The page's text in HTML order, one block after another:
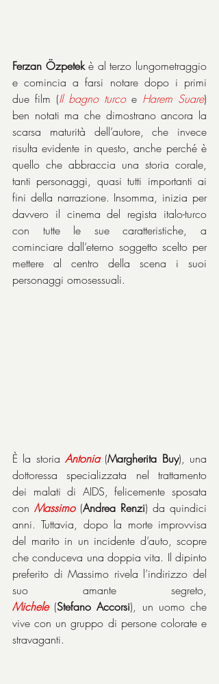
Ferzan Özpetek è al terzo lungometraggio
e comincia a farsi notare dopo i primi
due film (Il bagno turco e Harem Suare)
ben notati ma che dimostrano ancora la
scarsa maturità dell’autore, che invece
risulta evidente in questo, anche perché è
quello che abbraccia una storia corale,
tanti personaggi, quasi tutti importanti ai
fini della narrazione. Insomma, inizia per
davvero il cinema del regista italo-turco
con tutte le sue caratteristiche, a
cominciare dall’eterno soggetto scelto per
mettere al centro della scena i suoi
personaggi omosessuali.
È la storia Antonia (Margherita Buy), una
dottoressa specializzata nel trattamento
dei malati di AIDS, felicemente sposata
con Massimo (Andrea Renzi) da quindici
anni. Tuttavia, dopo la morte improvvisa
del marito in un incidente d’auto, scopre
che conduceva una doppia vita. Il dipinto
preferito di Massimo rivela l’indirizzo del
Michele (Stefano Accorsi), un uomo che
vive con un gruppo di persone colorate e
stravaganti.